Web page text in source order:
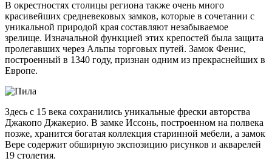
В окрестностях столицы региона также очень много
красивейших средневековых замков, которые в сочетании с
уникальной природой края составляют незабываемое
зрелище. Изначальной функцией этих крепостей была защита
пролегавших через Альпы торговых путей. Замок Фенис,
построенный в 1340 году, признан одним из прекраснейших в
Европе.
Здесь с 15 века сохранились уникальные фрески авторства
Джакопо Джакерио. В замке Иссонь, построенном на полвека
позже, хранится богатая коллекция старинной мебели, а замок
Вере содержит обширную экспозицию рисунков и акварелей
19 столетия.